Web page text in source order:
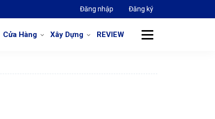
Đăng nhập Đăng ký
Cửa Hàng Xây Dựng REVIEW